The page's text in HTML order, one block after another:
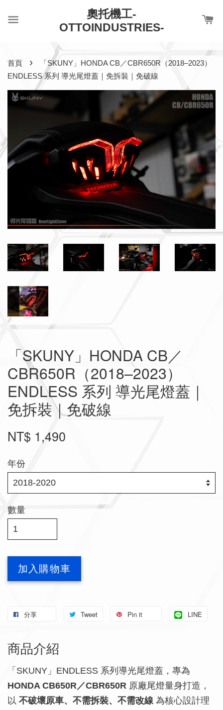
奧托機工-
OTTOINDUSTRIES-
首頁 ›
「SKUNY」HONDA CB／CBR650R（2018–2023）
ENDLESS 系列 導光尾燈蓋｜免拆裝｜免破線
「SKUNY」HONDA CB／
CBR650R（2018–2023）
ENDLESS 系列 導光尾燈蓋｜
免拆裝｜免破線
NT$ 1,490
年份
數量
加入購物車
分享 Tweet Pin it LINE
商品介紹
「SKUNY」ENDLESS 系列導光尾燈蓋，專為
HONDA CB650R／CBR650R 原廠尾燈量身打造，
以 不破壞原車、不需拆裝、不需改線為核心設計理